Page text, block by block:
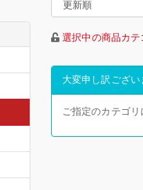
選択中の商品カ
大変申し訳ござい
ご指定のカテゴ